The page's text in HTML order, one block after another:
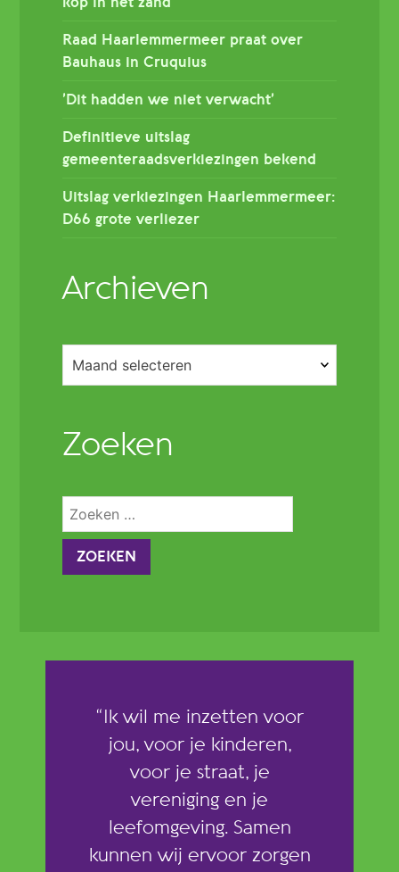
Raad Haarlemmermeer praat over
Bauhaus in Cruquius
’Dit hadden we niet verwacht’
Definitieve uitslag
gemeenteraadsverkiezingen bekend
Uitslag verkiezingen Haarlemmermeer:
D66 grote verliezer
Archieven
Archieven
Zoeken
Zoeken
naar:
“Ik wil me inzetten voor
jou, voor je kinderen,
voor je straat, je
vereniging en je
leefomgeving. Samen
kunnen wij ervoor zorgen